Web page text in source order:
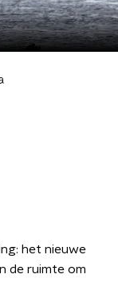
het nieuwe
de ruimte om